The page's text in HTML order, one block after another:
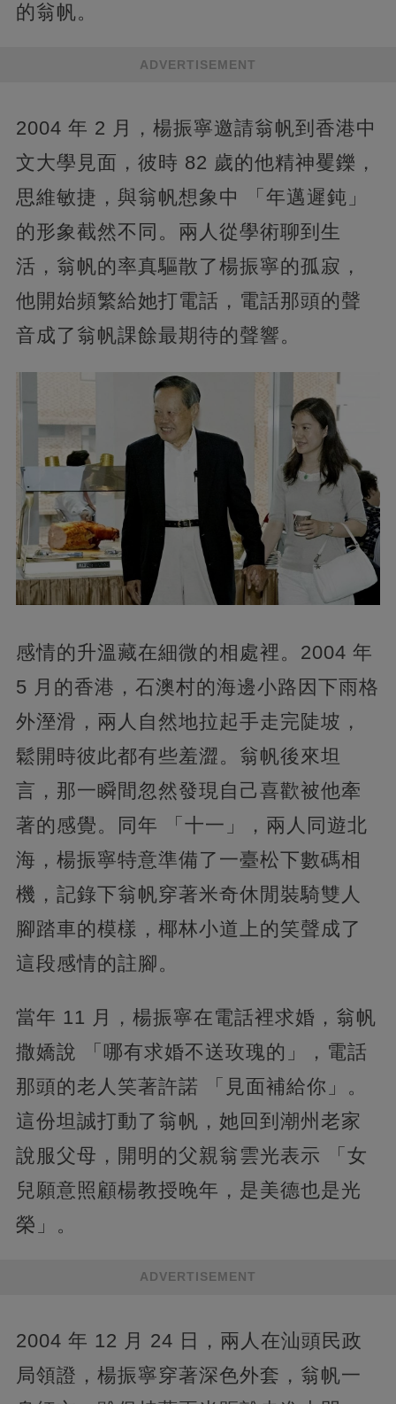
的翁帆。
ADVERTISEMENT
2004 年 2 月，楊振寧邀請翁帆到香港中
文大學見面，彼時 82 歲的他精神矍鑠，
思維敏捷，與翁帆想象中 「年邁遲鈍」
的形象截然不同。兩人從學術聊到生
活，翁帆的率真驅散了楊振寧的孤寂，
他開始頻繁給她打電話，電話那頭的聲
音成了翁帆課餘最期待的聲響。
感情的升溫藏在細微的相處裡。2004 年
5 月的香港，石澳村的海邊小路因下雨格
外溼滑，兩人自然地拉起手走完陡坡，
鬆開時彼此都有些羞澀。翁帆後來坦
言，那一瞬間忽然發現自己喜歡被他牽
著的感覺。同年 「十一」，兩人同遊北
海，楊振寧特意準備了一臺松下數碼相
機，記錄下翁帆穿著米奇休閒裝騎雙人
腳踏車的模樣，椰林小道上的笑聲成了
這段感情的註腳。
當年 11 月，楊振寧在電話裡求婚，翁帆
撒嬌說 「哪有求婚不送玫瑰的」，電話
那頭的老人笑著許諾 「見面補給你」。
這份坦誠打動了翁帆，她回到潮州老家
說服父母，開明的父親翁雲光表示 「女
兒願意照顧楊教授晚年，是美德也是光
榮」。
ADVERTISEMENT
2004 年 12 月 24 日，兩人在汕頭民政
局領證，楊振寧穿著深色外套，翁帆一